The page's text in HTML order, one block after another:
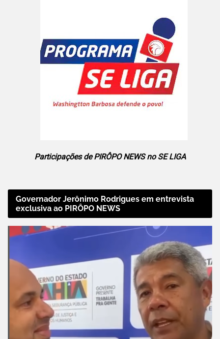
Participações de PIRÔPO NEWS no SE LIGA
Governador Jerônimo Rodrigues em entrevista
exclusiva ao PIRÔPO NEWS